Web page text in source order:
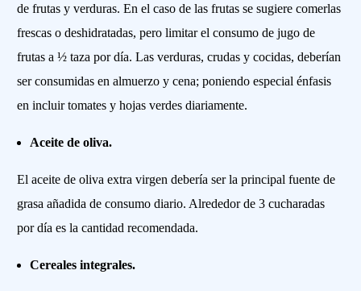
de frutas y verduras. En el caso de las frutas se sugiere comerlas
frescas o deshidratadas, pero limitar el consumo de jugo de
frutas a ½ taza por día. Las verduras, crudas y cocidas, deberían
ser consumidas en almuerzo y cena; poniendo especial énfasis
en incluir tomates y hojas verdes diariamente.
Aceite de oliva.
El aceite de oliva extra virgen debería ser la principal fuente de
grasa añadida de consumo diario. Alrededor de 3 cucharadas
por día es la cantidad recomendada.
Cereales integrales.